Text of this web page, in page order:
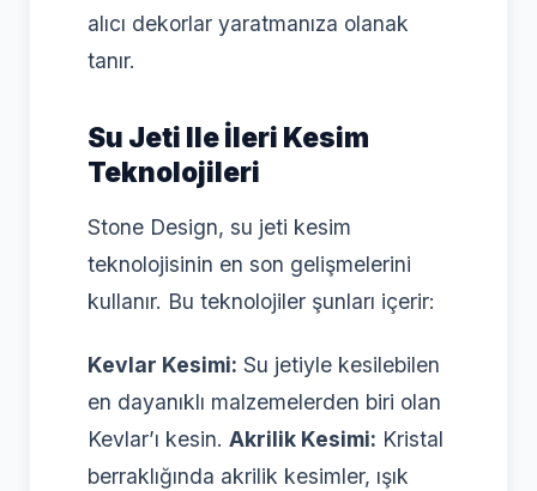
alıcı dekorlar yaratmanıza olanak
tanır.
Su Jeti Ile İleri Kesim
Teknolojileri
Stone Design, su jeti kesim
teknolojisinin en son gelişmelerini
kullanır. Bu teknolojiler şunları içerir:
Kevlar Kesimi: Su jetiyle kesilebilen
en dayanıklı malzemelerden biri olan
Kevlar’ı kesin. Akrilik Kesimi: Kristal
berraklığında akrilik kesimler, ışık